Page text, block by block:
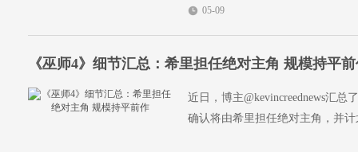
05-09
《巫师4》细节汇总：希里担任绝对主角 规模持平
近日，博主@kevincreednews汇
确认将由希里担任绝对主角，并